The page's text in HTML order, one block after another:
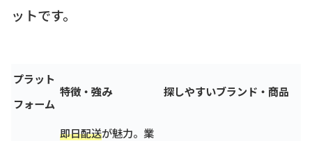
ットです。
プラット
フォーム
特徴・強み 探しやすいブランド・商品
即日配送が魅力。業